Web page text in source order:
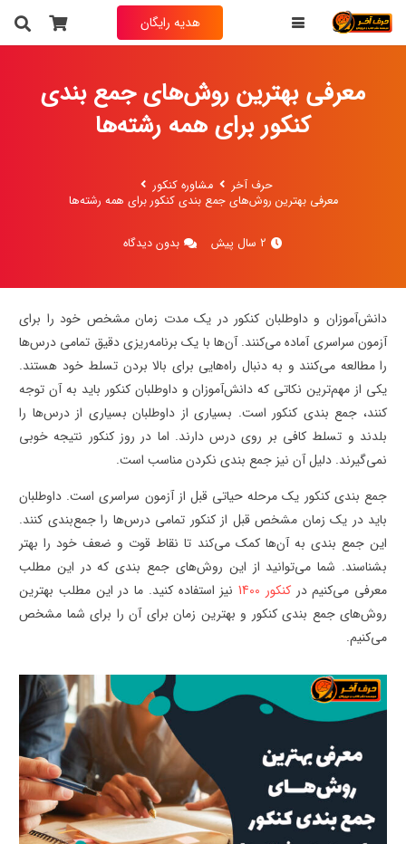
هدیه رایگان
معرفی بهترین روش‌های جمع بندی
کنکور برای همه رشته‌ها
حرف آخر
مشاوره کنکور
معرفی بهترین روش‌های جمع بندی کنکور برای همه رشته‌ها
2 سال پیش بدون دیدگاه
دانش‌آموزان و داوطلبان کنکور در یک مدت زمان مشخص خود را برای
آزمون سراسری آماده می‌کنند. آن‌ها با یک برنامه‌ریزی دقیق تمامی درس‌ها
را مطالعه می‌کنند و به دنبال راه‌هایی برای بالا بردن تسلط خود هستند.
یکی از مهم‌ترین نکاتی که دانش‌آموزان و داوطلبان کنکور باید به آن توجه
کنند، جمع بندی کنکور است. بسیاری از داوطلبان بسیاری از درس‌ها را
بلدند و تسلط کافی بر روی درس دارند. اما در روز کنکور نتیجه خوبی
نمی‌گیرند. دلیل آن نیز جمع بندی نکردن مناسب است.
جمع بندی کنکور یک مرحله حیاتی قبل از آزمون سراسری است. داوطلبان
باید در یک زمان مشخص قبل از کنکور تمامی درس‌ها را جمع‌بندی کنند.
این جمع بندی به آن‌ها کمک می‌کند تا نقاط قوت و ضعف خود را بهتر
بشناسند. شما می‌توانید از این روش‌های جمع بندی که در این مطلب
معرفی می‌کنیم درکنکور 1400
نیز استفاده کنید. ما در این مطلب بهترین
روش‌های جمع بندی کنکور و بهترین زمان برای آن را برای شما مشخص
می‌کنیم.